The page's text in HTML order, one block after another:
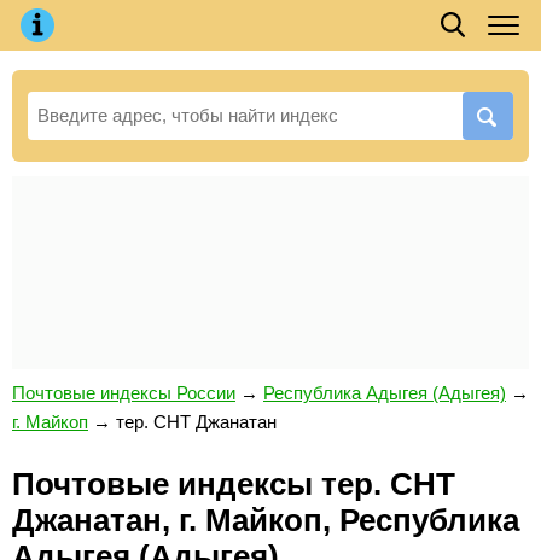
Почтовые индексы России → Республика Адыгея (Адыгея) →
г. Майкоп → тер. СНТ Джанатан
Почтовые индексы тер. СНТ
Джанатан, г. Майкоп, Республика